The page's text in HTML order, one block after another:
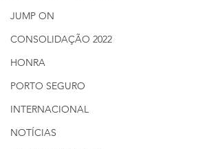
JUMP ON
CONSOLIDAÇÃO 2022
HONRA
PORTO SEGURO
INTERNACIONAL
NOTÍCIAS